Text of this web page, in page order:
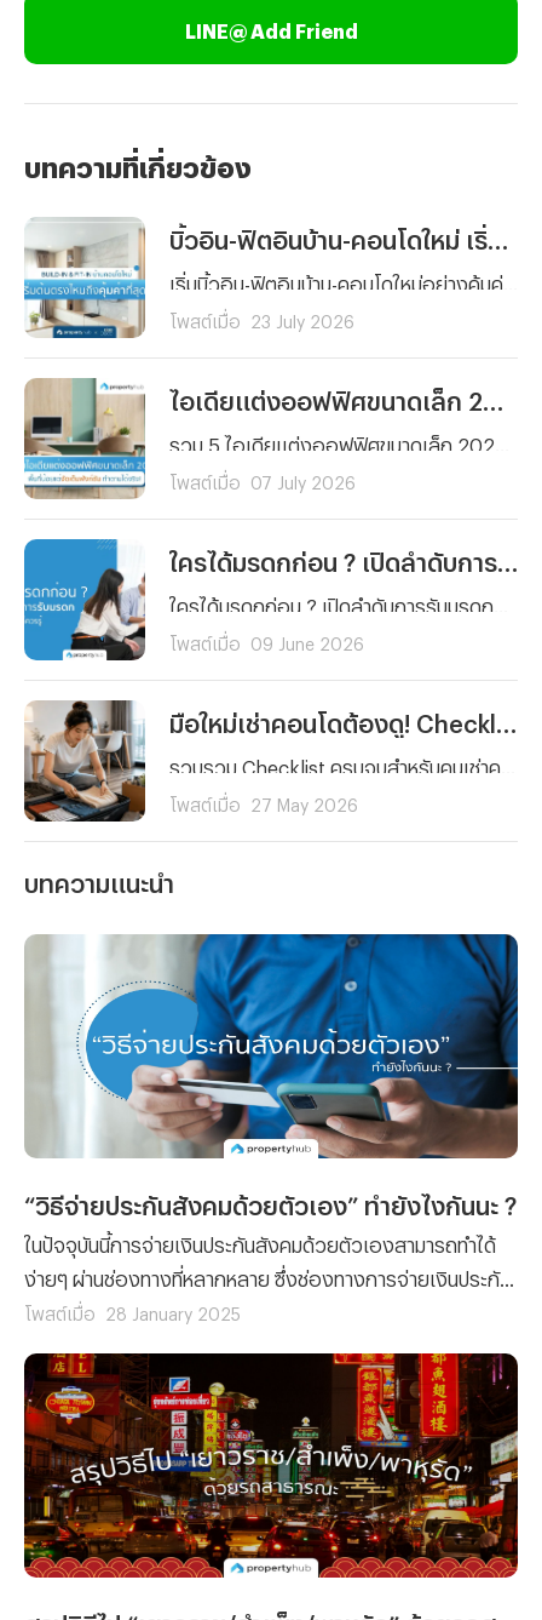
LINE@ Add Friend
บทความที่เกี่ยวข้อง
โพสต์เมื่อ 23 July 2026
โพสต์เมื่อ 07 July 2026
โพสต์เมื่อ 09 June 2026
โพสต์เมื่อ 27 May 2026
บทความแนะนำ
“วิธีจ่ายประกันสังคมด้วยตัวเอง” ทำยังไงกันนะ ?
ในปัจจุบันนี้การจ่ายเงินประกันสังคมด้วยตัวเองสามารถทำได้
ง่ายๆ ผ่านช่องทางที่หลากหลาย ซึ่งช่องทางการจ่ายเงินประกัน
สังคมด้วยตัวเองจะมีช่องทางไหนบ้างนั้น เราไปติดตามข้อมูล
โพสต์เมื่อ 28 January 2025